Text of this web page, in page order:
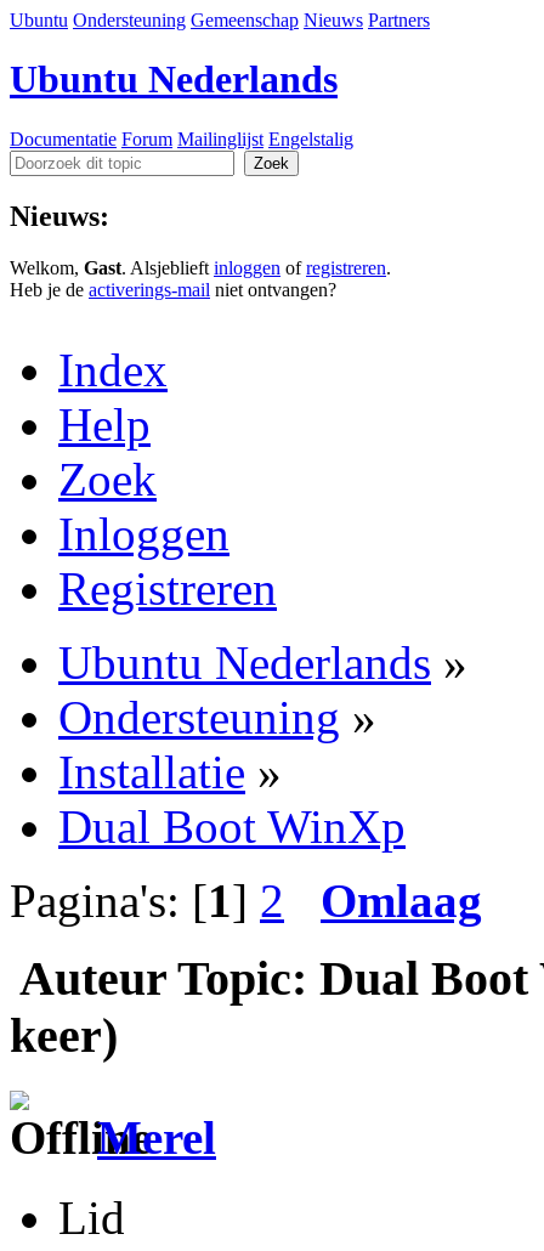
Ubuntu Ondersteuning Gemeenschap Nieuws Partners
Ubuntu Nederlands
Documentatie Forum Mailinglijst Engelstalig
Nieuws:
Welkom, Gast. Alsjeblieft inloggen ofregistreren.
Heb je de activerings-mail niet ontvangen?
Index
Help
Zoek
Inloggen
Registreren
Ubuntu Nederlands »
Ondersteuning »
Installatie »
Dual Boot WinXp
Pagina's: [1] 2 Omlaag
Auteur Topic: Dual
keer)
Merel
Lid